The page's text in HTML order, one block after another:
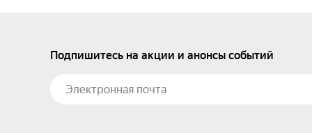
Подпишитесь на акции и анонсы событий